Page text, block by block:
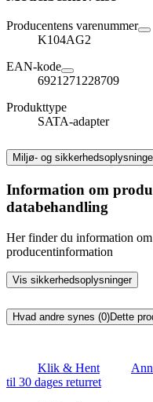
Producentens varenummer
K104AG2
EAN-kode
6921271228709
Produkttype
SATA-adapter
Miljø- og
Information om
databehandling
Her finder du information
producentinformation
Vis sikkerhedsoplysninger
Hvad andre synes (0)Dette
Klik & Hent
til 30 dages returret